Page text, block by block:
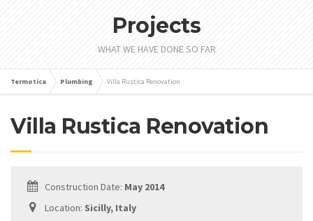
Projects
WHAT WE HAVE DONE SO FAR
Termotica Plumbing Villa Rustica Renovation
Villa Rustica Renovation
Construction Date: May 2014
Location: Sicilly, Italy